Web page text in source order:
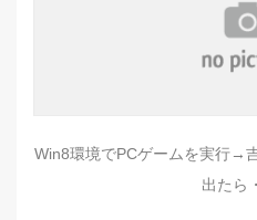
Win8環境でPCゲームを実行→
出たら